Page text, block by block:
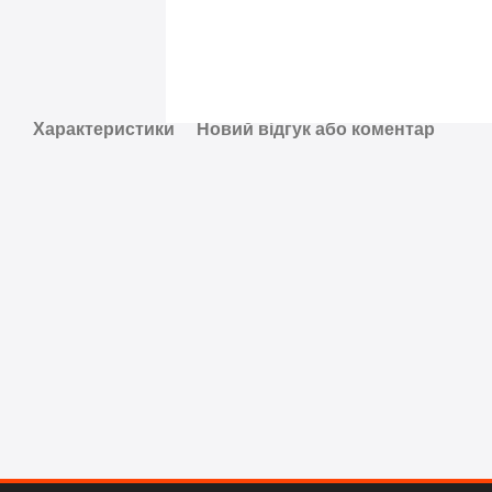
Характеристики Новий відгук або коментар